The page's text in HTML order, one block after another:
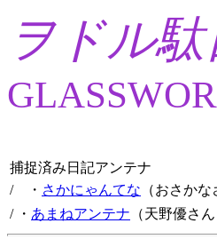
ヲドル
捕捉済み日記アンテナ
/ ・ さかにゃんてな （おさかな
/ ・ あまねアンテナ （天野優さん